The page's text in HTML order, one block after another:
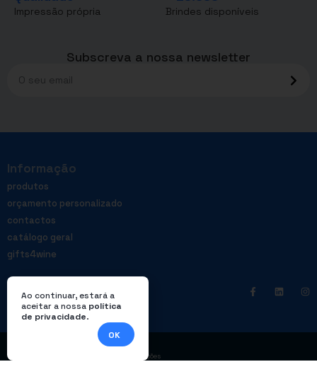
Impressão própria Brindes disponíveis
Subscreva a nossa newsletter
Informação
produtos
orçamento personalizado
contactos
catálogo geral
gifts4wine
Livro de reclamações
Ao continuar, estará a
aceitar a nossa política
de privacidade.
OK